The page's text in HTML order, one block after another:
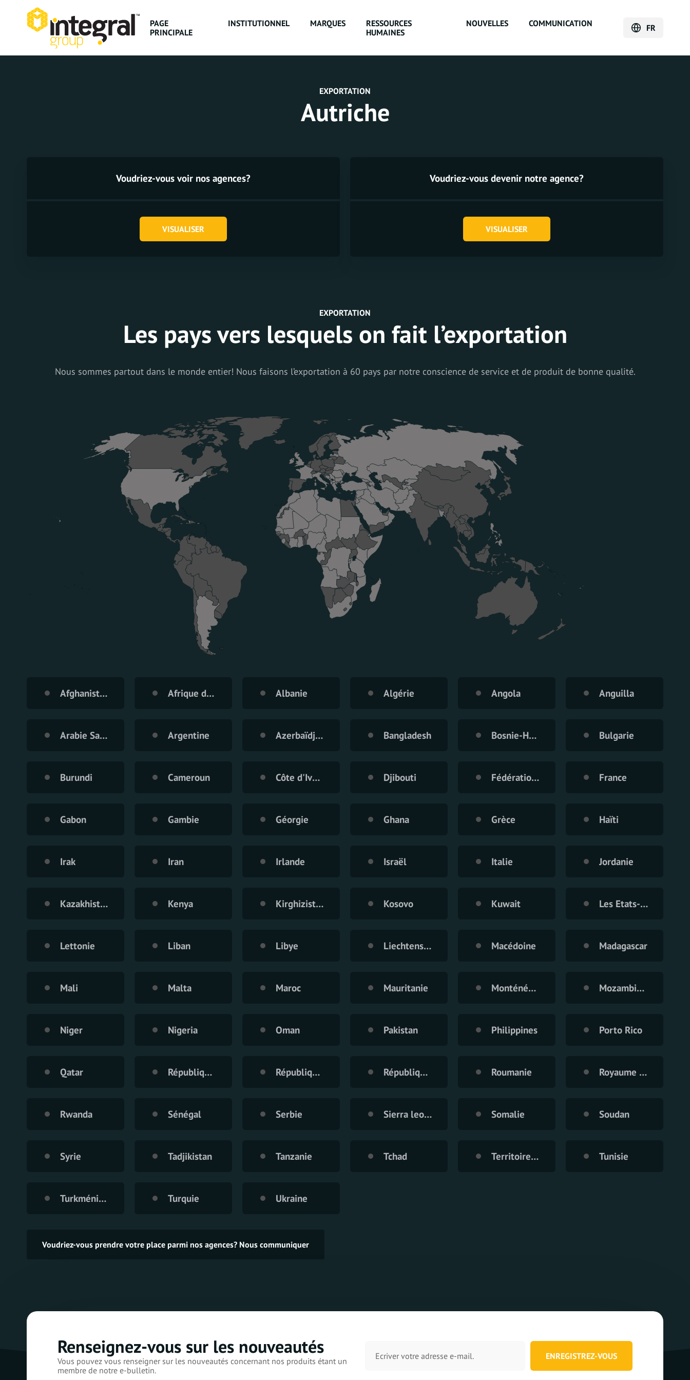
PAGE
PRINCIPALE
INSTITUTIONNEL MARQUES
RESSOURCES
HUMAINES
NOUVELLES COMMUNICATION FR
EXPORTATION
Autriche
Voudriez-vous voir nos agences?
VISUALISER
Voudriez-vous devenir notre agence?
VISUALISER
EXPORTATION
Les pays vers lesquels on fait l’exportation
Nous sommes partout dans le monde entier! Nous faisons l’exportation à 60 pays par notre conscience de service et de produit de bonne qualité.
Afghanistan Afrique du Sud Albanie Algérie Angola Anguilla
Arabie Saoudite Argentine Azerbaïdjan Bangladesh Bosnie-Herzegovine Bulgarie
Burundi Cameroun Côte d'Ivoire Djibouti Fédération de Russie France
Gabon Gambie Géorgie Ghana Grèce Haïti
Irak Iran Irlande Israël Italie Jordanie
Kazakhistan Kenya Kirghizistan Kosovo Kuwait Les Etats-Unis
Lettonie Liban Libye Liechtenstein Macédoine Madagascar
Mali Malta Maroc Mauritanie Monténégro Mozambique
Niger Nigeria Oman Pakistan Philippines Porto Rico
Qatar République de Moldavie République démocratique du Congo République Turque du Chypre du Nord Roumanie Royaume Uni
Rwanda Sénégal Serbie Sierra leone Somalie Soudan
Syrie Tadjikistan Tanzanie Tchad Territoire Palestinien Tunisie
Turkménistan Turquie Ukraine
Voudriez-vous prendre votre place parmi nos agences? Nous communiquer
Renseignez-vous sur les nouveautés
Vous pouvez vous renseigner sur les nouveautés concernant nos produits étant un
membre de notre e-bulletin.
ENREGISTREZ-VOUS